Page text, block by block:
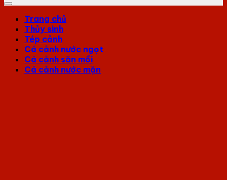
Trang chủ
Thủy sinh
Tép cảnh
Cá cảnh nước ngọt
Cá cảnh săn mồi
Cá cảnh nước mặn